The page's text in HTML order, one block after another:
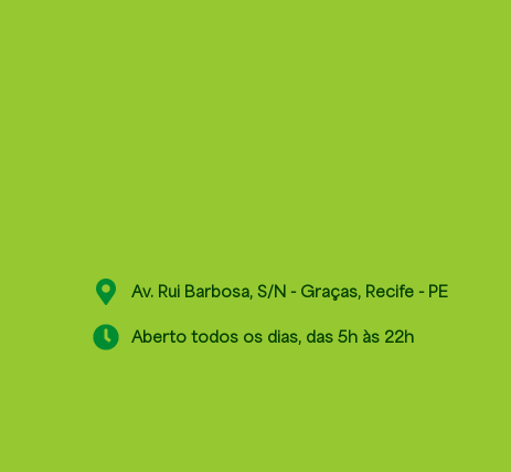
Av. Rui Barbosa, S/N - Graças, Recife - PE
Aberto todos os dias, das 5h às 22h